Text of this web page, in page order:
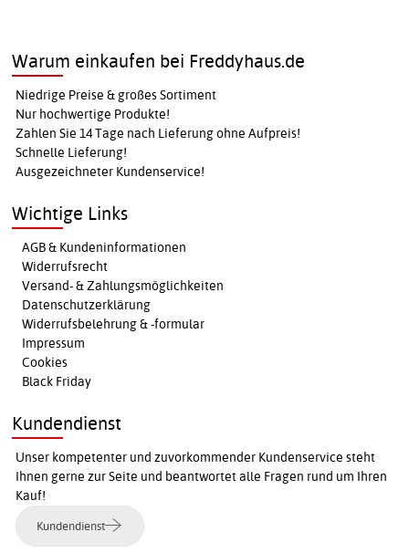
Warum einkaufen bei Freddyhaus.de
Niedrige Preise & großes Sortiment
Nur hochwertige Produkte!
Zahlen Sie 14 Tage nach Lieferung ohne Aufpreis!
Schnelle Lieferung!
Ausgezeichneter Kundenservice!
Wichtige Links
AGB & Kundeninformationen
Widerrufsrecht
Versand- & Zahlungsmöglichkeiten
Datenschutzerklärung
Widerrufsbelehrung & -formular
Impressum
Cookies
Black Friday
Kundendienst
Unser kompetenter und zuvorkommender Kundenservice steht
Ihnen gerne zur Seite und beantwortet alle Fragen rund um Ihren
Kauf!
Kundendienst